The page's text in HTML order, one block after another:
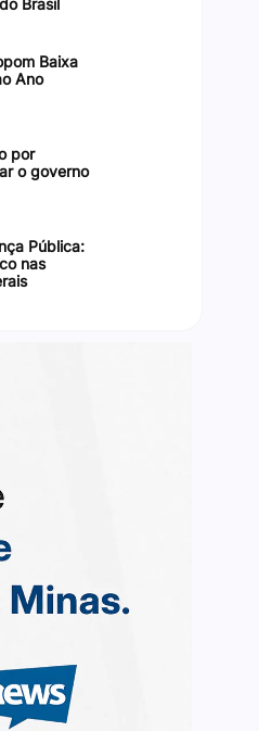
Brasil
Baixa
Ano
por
o governo
Pública:
nas